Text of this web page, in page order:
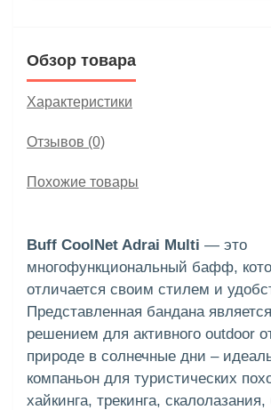
Обзор товара
Характеристики
Отзывов (0)
Похожие товары
Buff CoolNet Adrai Multi — это
многофункциональный бафф,
отличается своим стилем и
Представленная бандана
решением для активного outdoor
природе в солнечные дни –
компаньон для туристических
хайкинга, трекинга, скалолазания,